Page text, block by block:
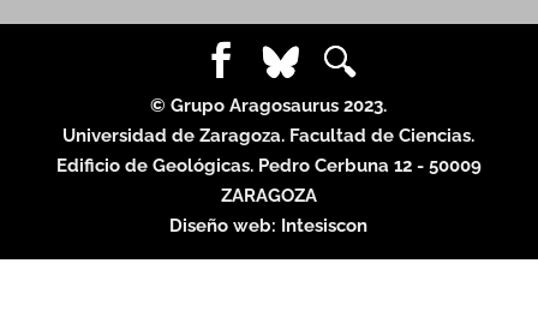
© Grupo Aragosaurus 2023.
Universidad de Zaragoza. Facultad de Ciencias.
Edificio de Geológicas. Pedro Cerbuna 12 - 50009
ZARAGOZA
Diseño web: Intesiscon